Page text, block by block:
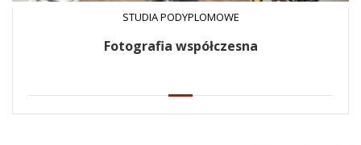
STUDIA PODYPLOMOWE
Fotografia współczesna